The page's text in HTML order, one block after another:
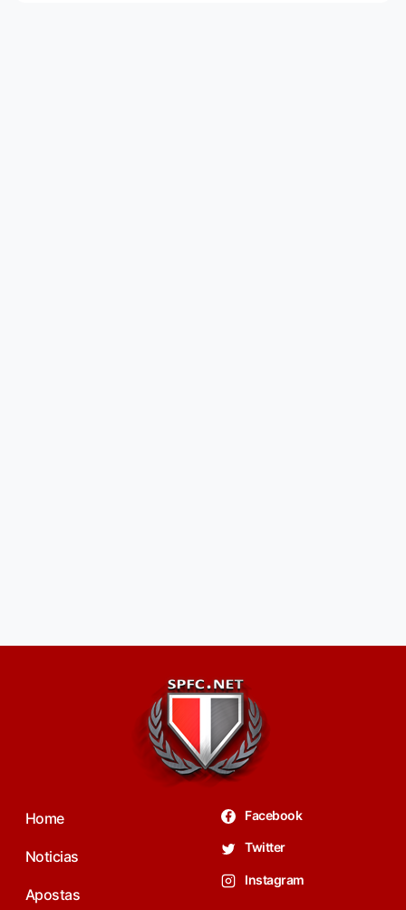
Home
Noticias
Apostas
Facebook
Twitter
Instagram